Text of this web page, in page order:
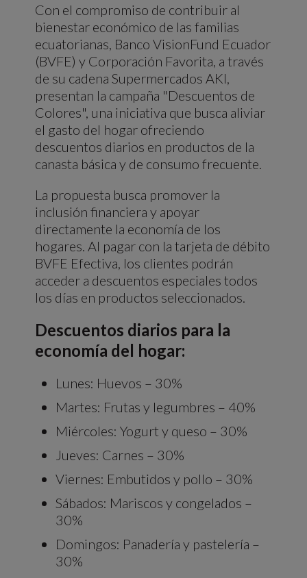
Con el compromiso de contribuir al
bienestar económico de las familias
ecuatorianas, Banco VisionFund Ecuador
(BVFE) y Corporación Favorita, a través
de su cadena Supermercados AKI,
presentan la campaña "Descuentos de
Colores", una iniciativa que busca aliviar
el gasto del hogar ofreciendo
descuentos diarios en productos de la
canasta básica y de consumo frecuente.
La propuesta busca promover la
inclusión financiera y apoyar
directamente la economía de los
hogares. Al pagar con la tarjeta de débito
BVFE Efectiva, los clientes podrán
acceder a descuentos especiales todos
los días en productos seleccionados.
Descuentos diarios para la
economía del hogar:
Lunes: Huevos – 30%
Martes: Frutas y legumbres – 40%
Miércoles: Yogurt y queso – 30%
Jueves: Carnes – 30%
Viernes: Embutidos y pollo – 30%
Sábados: Mariscos y congelados –
30%
Domingos: Panadería y pastelería –
30%